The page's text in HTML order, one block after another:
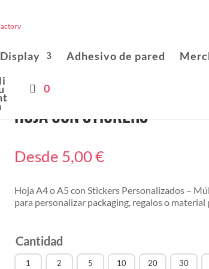
Display Adhesivo de pared
0
Hoja con stickers
Desde 5,00€
Hoja A4 o A5 con Stickers Personalizados –
para personalizar packaging, regalos o material
Cantidad
1 2 5 10 20 30